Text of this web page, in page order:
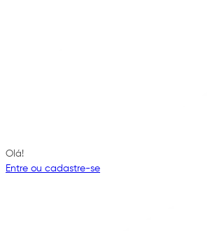
Olá!
Entre ou cadastre-se